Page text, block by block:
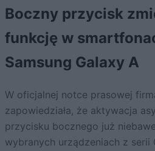
Boczny przycisk
funkcję w
Samsung Galaxy A
W oficjalnej notce prasowej
zapowiedziała, że aktywacja
przycisku bocznego już
wybranych urządzeniach z serii